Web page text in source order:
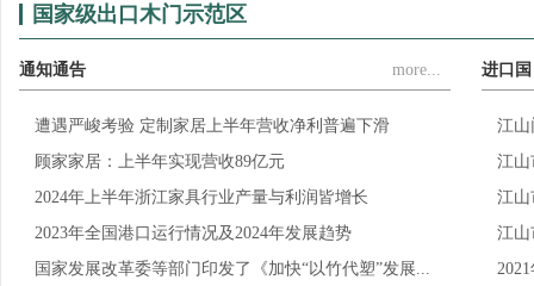
国家级出口木门示范区
通知通告 more...
遭遇严峻考验 定制家居上半年营收净利普遍下滑
顾家家居：上半年实现营收89亿元
2024年上半年浙江家具行业产量与利润皆增长
2023年全国港口运行情况及2024年发展趋势
国家发展改革委等部门印发了《加快“以竹代塑”发展...
进口
江山
江山
江山
江山